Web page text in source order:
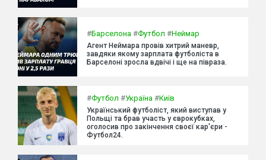
#Барселона #Футбол #Неймар
Агент Неймара провів хитрий маневр,
завдяки якому зарплата футболіста в
Барселоні зросла вдвічі і ще на півраза.
#Футбол #Україна #Київ
Український футболіст, який виступав у
Польщі та брав участь у єврокубках,
оголосив про закінчення своєї кар'єри -
Футбол24.